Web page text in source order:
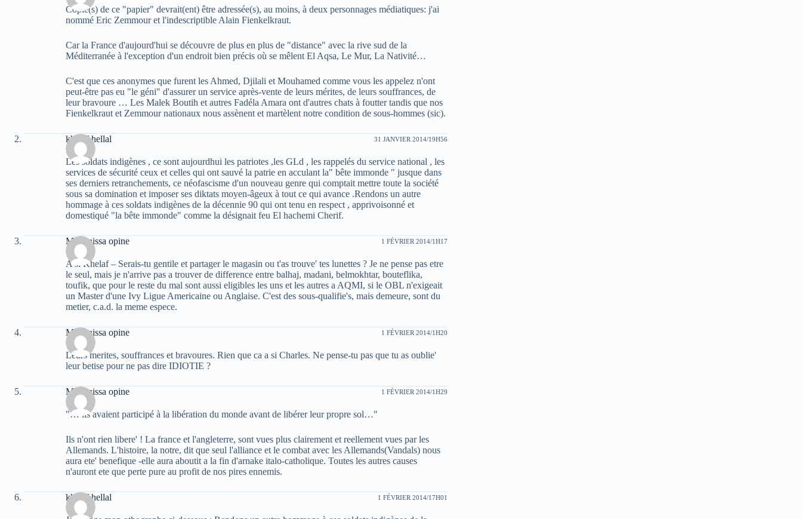
Copie(s) de ce "papier" devrait(ent) être adressée(s), au moins, à deux personnages médiatiques: j'ai
nommé Eric Zemmour et l'indescriptible Alain Fienkelkraut.
Car la France d'aujourd'hui se découvre de plus en plus de "distance" avec la rive sud de la
Méditerranée à l'exception d'un endroit bien précis où se mêlent El Aqsa, Le Mur, La Nativité…
C'est que ces anonymes que furent les Ahmed, Djilali et Mouhamed comme vous les appelez n'ont
peut-être pas eu "le géni" d'assurer un service après-vente de leurs mérites, de leurs souffrances, de
leur bravoure … Les Malek Boutih et autres Fadéla Amara ont d'autres chats à foutter tandis que nos
Fienkelkraut et Zemmour nationaux nous assènent et martèlent notre condition de sous-hommes (sic).
khelaf hellal 31 JANVIER 2014/19H56
Les soldats indigènes , ce sont aujourdhui les patriotes ,les GLd , les rappelés du service national , les
services de sécurité ceux et celles qui ont sauvé la patrie en acculant la" bête immonde " jusque dans
ses derniers retranchements, ce néofascisme d'un nouveau genre qui comptait mettre toute la société
sous sa domination et imposer ses diktats moyen-âgeux à tout ce qui avance .Rendons un autre
hommage à ces soldats indigènes de la décennie 90 qui ont tenu en respect , apprivoisonné et
domestiqué "la bête immonde" comme la désignait feu El hachemi Cherif.
Massinissa opine 1 FÉVRIER 2014/1H17
A si Khelaf – Serais-tu gentile et partager le magasin ou t'as trouve' tes lunettes ? Je ne pense pas etre
le seul, mais je n'arrive pas a trouver de difference entre balhaj, madani, belmokhtar, bouteflika,
toufik, que pour le reste du mal sont aussi eligibles les uns et les autres a AQMI, si le OBL n'exigeait
un Master d'une Ivy Ligue Americaine ou Anglaise. C'est des sous-qualifie's, mais demeure, sont du
metier, c.a.d. la meme espece.
Massinissa opine 1 FÉVRIER 2014/1H20
Leurs merites, souffrances et bravoures. Rien que ca a si Charles. Ne pense-tu pas que tu as oublie'
leur betise pour ne pas dire IDIOTIE ?
Massinissa opine 1 FÉVRIER 2014/1H29
"… ils avaient participé à la libération du monde avant de libérer leur propre sol…"
Ils n'ont rien libere' ! La france et l'angleterre, sont vues plus clairement et reellement vues par les
Allemands. L'histoire, la notre, dit que seul l'alliance et le combat avec les Allemands(Vandals) nous
aura ete' benefique -elle aura aboutit a la fin d'arnake italo-catholique. Toutes les autres causes
n'auront ete que perte pure au profit de nos pires ennemis.
khelaf hellal 1 FÉVRIER 2014/17H01